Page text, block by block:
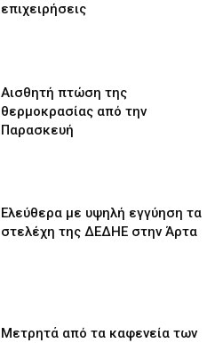
επιχειρήσεις
Αισθητή πτώση της
θερμοκρασίας από την
Παρασκευή
Ελεύθερα με υψηλή εγγύηση τα
στελέχη της ΔΕΔΗΕ στην Άρτα
Μετρητά από τα καφενεία των